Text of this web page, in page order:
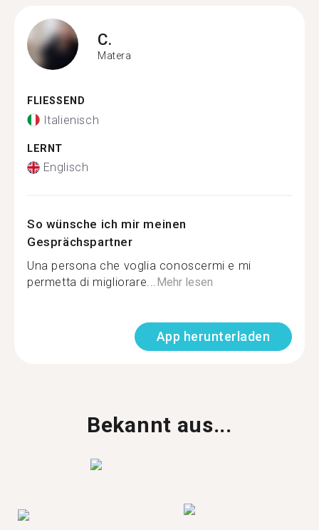
C.
Matera
FLIESSEND
Italienisch
LERNT
Englisch
So wünsche ich mir meinen
Gesprächspartner
Una persona che voglia conoscermi e mi
permetta di migliorare...Mehr lesen
App herunterladen
Bekannt aus...